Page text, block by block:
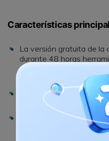
Características
La versión gratuita de la
durante 48 horas
desinstalador de
comprobación de fugas
El análisis bajo
y es eficaz a la hora de
Incluye bloqueo de URL